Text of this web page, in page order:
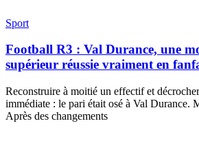
Sport
Football R3 : Val Durance, une
supérieur réussie vraiment en
Reconstruire à moitié un effectif et
immédiate : le pari était osé à Val Durance.
Après des changements